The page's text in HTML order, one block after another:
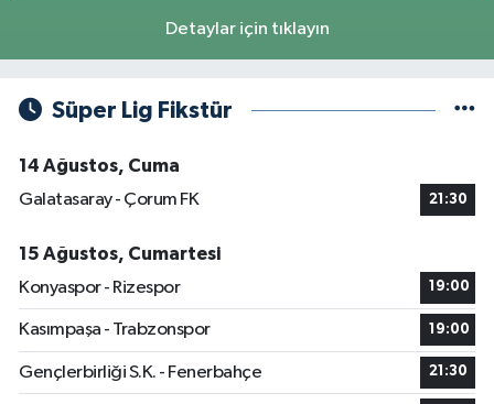
Detaylar için tıklayın
Süper Lig Fikstür
14 Ağustos, Cuma
Galatasaray - Çorum FK
21:30
15 Ağustos, Cumartesi
Konyaspor - Rizespor
19:00
Kasımpaşa - Trabzonspor 19:00
Gençlerbirliği S.K. - Fenerbahçe 21:30